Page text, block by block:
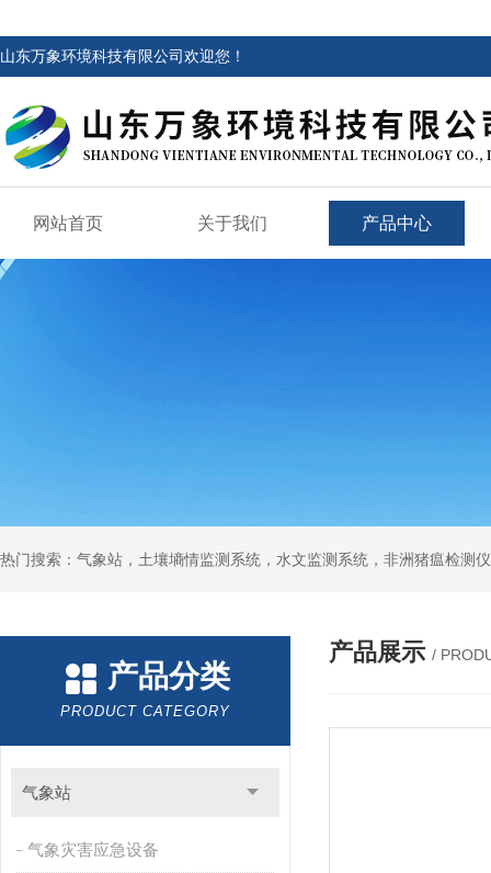
山东万象环境科技有限公司欢迎您！
网站首页 关于我们 产品中心
热门搜索：气象站，土壤墒情监测系统，水文监测系统，非洲猪瘟检测
产品分类
PRODUCT CATEGORY
气象站
气象灾害应急设备
产品展示 /